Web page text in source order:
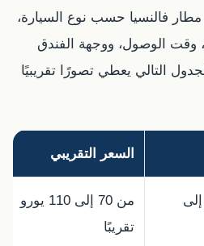
فالنسيا حسب نوع السيارة،
وقت الوصول، ووجهة الفندق
التالي يعطي تصورًا تقريبيًا
السعر التقريبي
من 70 إلى 110 يورو
تقريبًا